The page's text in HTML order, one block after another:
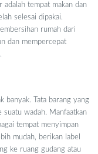
adalah tempat makan dan
selesai dipakai.
rumah dari
dan mempercepat
banyak. Tata barang yang
suatu wadah. Manfaatkan
tempat menyimpan
mudah, berikan label
ke ruang gudang atau